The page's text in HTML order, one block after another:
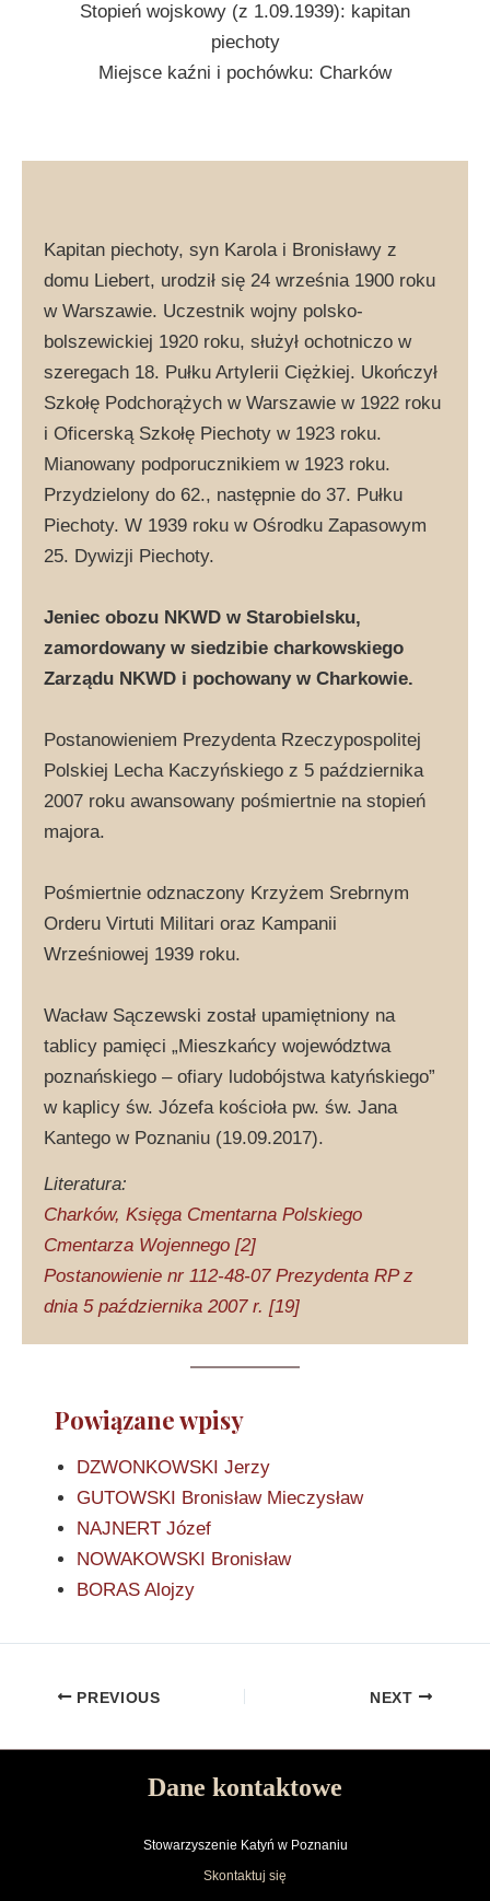
Stopień wojskowy (z 1.09.1939): kapitan
piechoty
Miejsce kaźni i pochówku: Charków
Kapitan piechoty, syn Karola i Bronisławy z
domu Liebert, urodził się 24 września 1900 roku
w Warszawie. Uczestnik wojny polsko-
bolszewickiej 1920 roku, służył ochotniczo w
szeregach 18. Pułku Artylerii Ciężkiej. Ukończył
Szkołę Podchorążych w Warszawie w 1922 roku
i Oficerską Szkołę Piechoty w 1923 roku.
Mianowany podporucznikiem w 1923 roku.
Przydzielony do 62., następnie do 37. Pułku
Piechoty. W 1939 roku w Ośrodku Zapasowym
25. Dywizji Piechoty.
Jeniec obozu NKWD w Starobielsku,
zamordowany w siedzibie charkowskiego
Zarządu NKWD i pochowany w Charkowie.
Postanowieniem Prezydenta Rzeczypospolitej
Polskiej Lecha Kaczyńskiego z 5 października
2007 roku awansowany pośmiertnie na stopień
majora.
Pośmiertnie odznaczony Krzyżem Srebrnym
Orderu Virtuti Militari oraz Kampanii
Wrześniowej 1939 roku.
Wacław Sączewski został upamiętniony na
tablicy pamięci „Mieszkańcy województwa
poznańskiego – ofiary ludobójstwa katyńskiego”
w kaplicy św. Józefa kościoła pw. św. Jana
Kantego w Poznaniu (19.09.2017).
Literatura:
Charków, Księga Cmentarna Polskiego
Cmentarza Wojennego [2]
Postanowienie nr 112-48-07 Prezydenta RP z
dnia 5 października 2007 r. [19]
Powiązane wpisy
DZWONKOWSKI Jerzy
GUTOWSKI Bronisław Mieczysław
NAJNERT Józef
NOWAKOWSKI Bronisław
BORAS Alojzy
PREVIOUS NEXT
Dane kontaktowe
Stowarzyszenie Katyń w Poznaniu
Skontaktuj się